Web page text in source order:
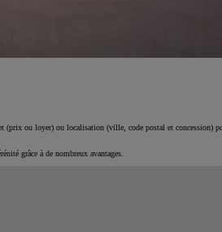
(prix ou loyer) ou localisation (ville, code postal et concession)
grâce à de nombreux avantages.